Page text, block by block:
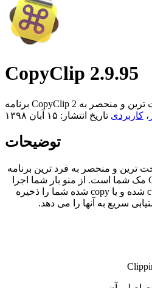
CopyClip 2.9.95
، کاربردی تاریخ انتشار: ۱۵ آبان ۱۳۹۸
توضیحات
ترین و منحصر به فرد ترین برنامه
های پرمیوم مدیریت Clipboard مک شما است. از منو بار شما اجرا
می شود، برنامه تمام محتوا cut شده و یا copy شده شما را ذخیره
سریع به آنها را می دهد.